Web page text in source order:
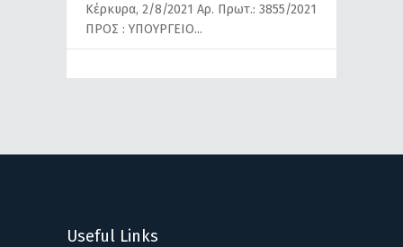
Κέρκυρα, 2/8/2021 Αρ. Πρωτ.: 3855/2021
ΠΡΟΣ : ΥΠΟΥΡΓΕΙΟ
Useful Links